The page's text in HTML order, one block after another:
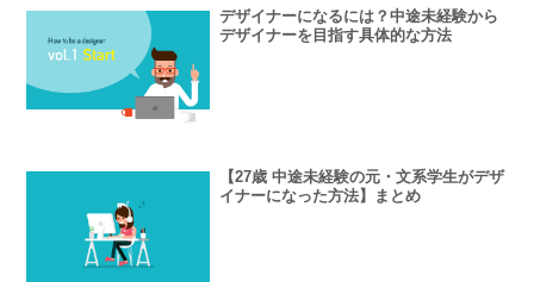
デザイナーになるには？中途未経験から
デザイナーを目指す具体的な方法
【27歳 中途未経験の元・文系学生がデザ
イナーになった方法】まとめ